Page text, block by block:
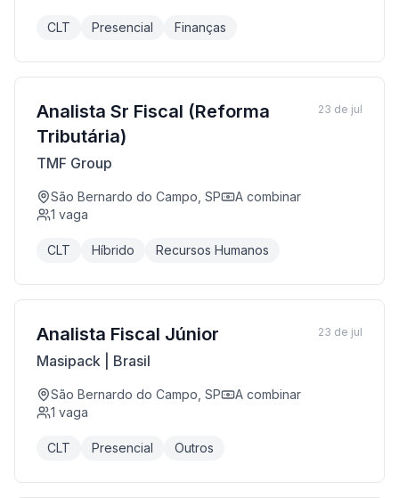
CLT Presencial Finanças
Analista Sr Fiscal (Reforma
Tributária)
TMF Group
São Bernardo do Campo, SP
A combinar
1 vaga
CLT Híbrido Recursos Humanos
23 de jul
Analista Fiscal Júnior
Masipack | Brasil
São Bernardo do Campo, SP
A combinar
1 vaga
CLT Presencial Outros
23 de jul